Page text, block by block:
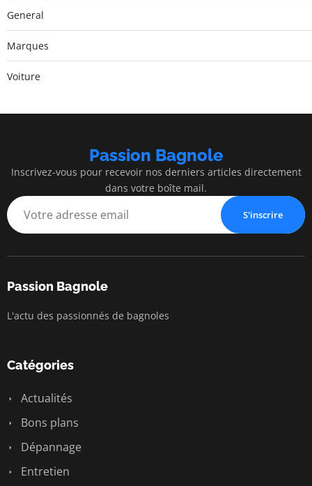
General
Marques
Voiture
Passion Bagnole
Inscrivez-vous pour recevoir nos derniers articles directement
dans votre boîte mail.
S'inscrire
Passion Bagnole
L'actu des passionnés de bagnoles
Catégories
Actualités
Bons plans
Dépannage
Entretien